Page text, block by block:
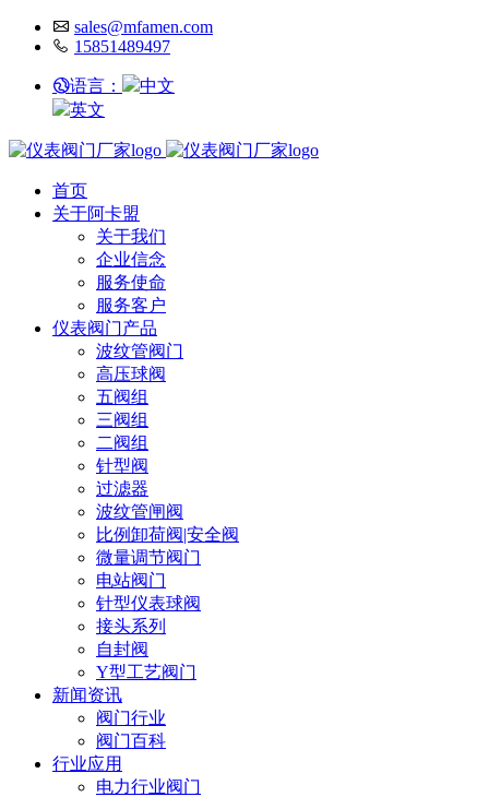
sales@mfamen.com
15851489497
语言：
中文
英文
首页
关于阿卡盟
关于我们
企业信念
服务使命
服务客户
仪表阀门产品
波纹管阀门
高压球阀
五阀组
三阀组
二阀组
针型阀
过滤器
波纹管闸阀
比例卸荷阀|安全阀
微量调节阀门
电站阀门
针型仪表球阀
接头系列
自封阀
Y型工艺阀门
新闻资讯
阀门行业
阀门百科
行业应用
电力行业阀门